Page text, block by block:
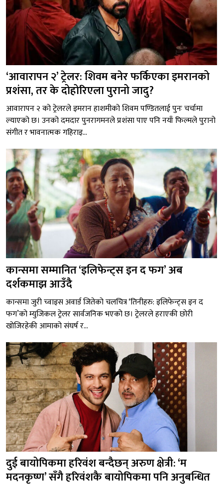
‘आवारापन २’ ट्रेलर: शिवम बनेर फर्किएका इमरानको
प्रशंसा, तर के दोहोरिएला पुरानो जादु?
आवारापन २ को ट्रेलरले इमरान हाशमीको शिवम पण्डितलाई पुनः चर्चामा
ल्याएको छ। उनको दमदार पुनरागमनले प्रशंसा पाए पनि नयाँ फिल्मले पुरानो
संगीत र भावनात्मक गहिराइ...
कान्समा सम्मानित ‘इलिफेन्ट्स इन द फग’ अब
दर्शकमाझ आउँदै
कान्समा जुरी च्वाइस अवार्ड जितेको चलचित्र ‘तिनीहरु: इलिफेन्ट्स इन द
फग’को म्युजिकल ट्रेलर सार्वजनिक भएको छ। ट्रेलरले हराएकी छोरी
खोजिरहेकी आमाको संघर्ष र...
दुई बायोपिकमा हरिवंश बन्दैछन् अरुण क्षेत्री: ‘म
मदनकृष्ण’ सँगै हरिवंशकै बायोपिकमा पनि अनुबन्धित